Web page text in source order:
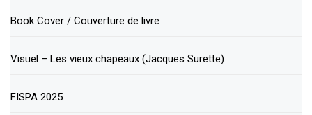
Book Cover / Couverture de livre
Visuel – Les vieux chapeaux (Jacques Surette)
FISPA 2025